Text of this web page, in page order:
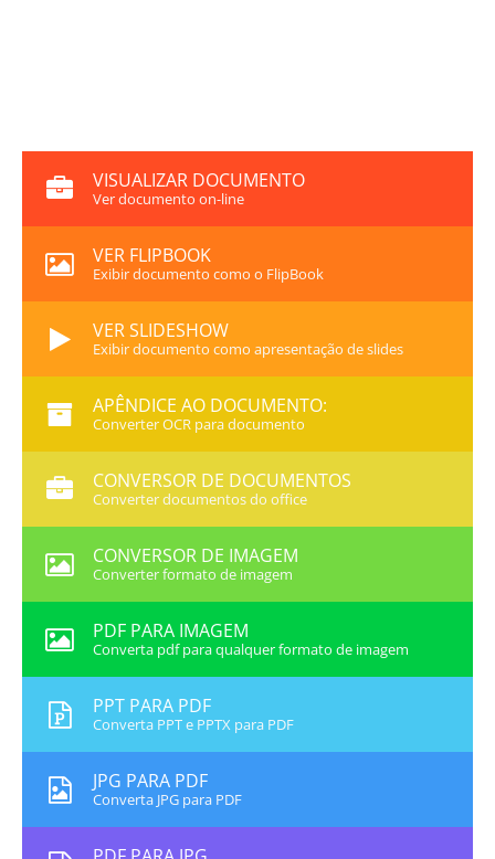
VISUALIZAR DOCUMENTO
Ver documento on-line
VER FLIPBOOK
Exibir documento como o FlipBook
VER SLIDESHOW
Exibir documento como apresentação de slides
APÊNDICE AO DOCUMENTO:
Converter OCR para documento
CONVERSOR DE DOCUMENTOS
Converter documentos do office
CONVERSOR DE IMAGEM
Converter formato de imagem
PDF PARA IMAGEM
Converta pdf para qualquer formato de imagem
PPT PARA PDF
Converta PPT e PPTX para PDF
JPG PARA PDF
Converta JPG para PDF